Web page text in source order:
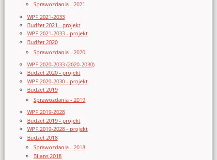
Sprawozdania - 2021
WPF 2021-2033
Budżet 2021 - projekt
WPF 2021-2033 - projekt
Budżet 2020
Sprawozdania - 2020
WPF 2020-2033 (2020-2030)
Budżet 2020 - projekt
WPF 2020-2030 - projekt
Budżet 2019
Sprawozdania - 2019
WPF 2019-2028
Budżet 2019 - projekt
WPF 2019-2028 - projekt
Budżet 2018
Sprawozdania - 2018
Bilans 2018